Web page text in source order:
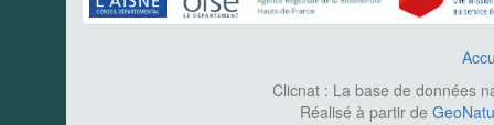
Clicnat : La base de données
Réalisé à partir de